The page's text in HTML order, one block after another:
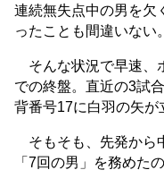
連続無失点中の男を欠
ったことも間違いない。
そんな状況で早速、
での終盤。直近の3試
背番号17に白羽の矢が
そもそも、先発から
「7回の男」を務めた